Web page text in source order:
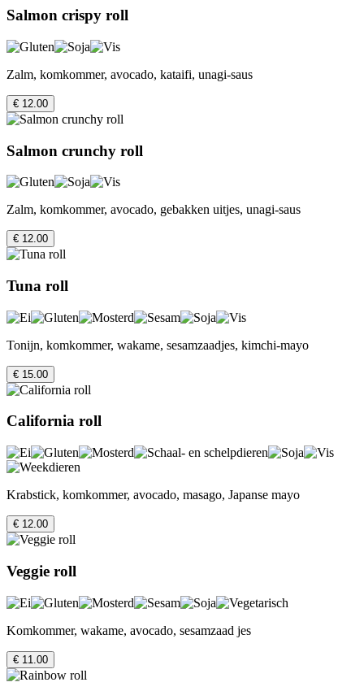
Salmon crispy roll
Zalm, komkommer, avocado, kataifi, unagi-saus
€ 12.00
Salmon crunchy roll
Zalm, komkommer, avocado, gebakken uitjes, unagi-saus
€ 12.00
Tuna roll
Tonijn, komkommer, wakame, sesamzaadjes, kimchi-mayo
€ 15.00
California roll
Krabstick, komkommer, avocado, masago, Japanse mayo
€ 12.00
Veggie roll
Komkommer, wakame, avocado, sesamzaad jes
€ 11.00